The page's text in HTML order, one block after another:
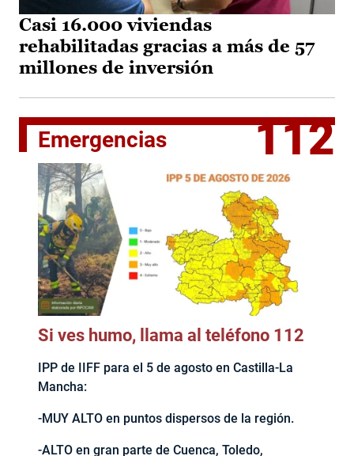
Casi 16.000 viviendas
rehabilitadas gracias a más de 57
millones de inversión
Emergencias 112
Si ves humo, llama al teléfono 112
IPP de IIFF para el 5 de agosto en Castilla-La
Mancha:
-MUY ALTO en puntos dispersos de la región.
-ALTO en gran parte de Cuenca, Toledo,